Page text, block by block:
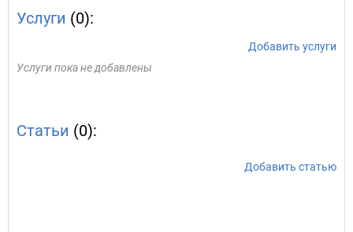
Услуги (0):
Добавить услуги
Услуги пока не добавлены
Статьи (0):
Добавить статью